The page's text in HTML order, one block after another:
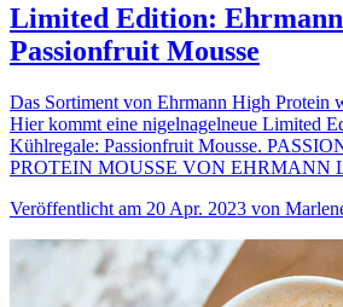
Limited Edition:
Passionfruit Mousse
Das Sortiment von Ehrmann High Protein
Hier kommt eine nigelnagelneue Limited
Kühlregale: Passionfruit Mousse.
PROTEIN MOUSSE VON EHRMANN
Veröffentlicht am 20 Apr. 2023 von